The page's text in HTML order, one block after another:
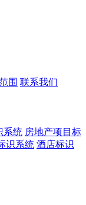
围 联系我们
系统 房地产项目标
识系统 酒店标识